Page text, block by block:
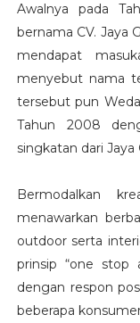
Awalnya pada
bernama CV. Jaya
mendapat
menyebut nama
tersebut pun
Tahun 2008
singkatan dari Jaya
Bermodalkan
menawarkan
outdoor serta
prinsip “one stop
dengan respon
beberapa